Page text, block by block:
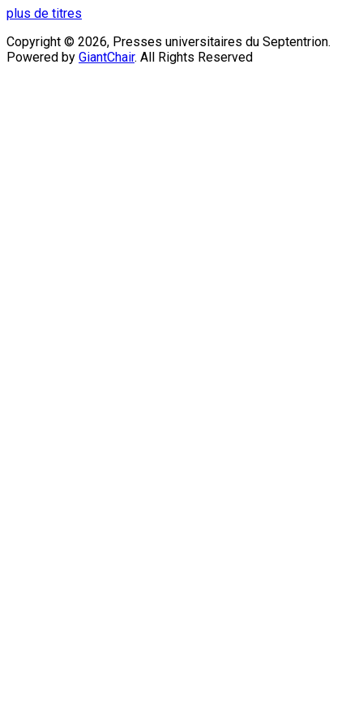
plus de titres
Copyright © 2026, Presses universitaires du Septentrion.
Powered by GiantChair. All Rights Reserved